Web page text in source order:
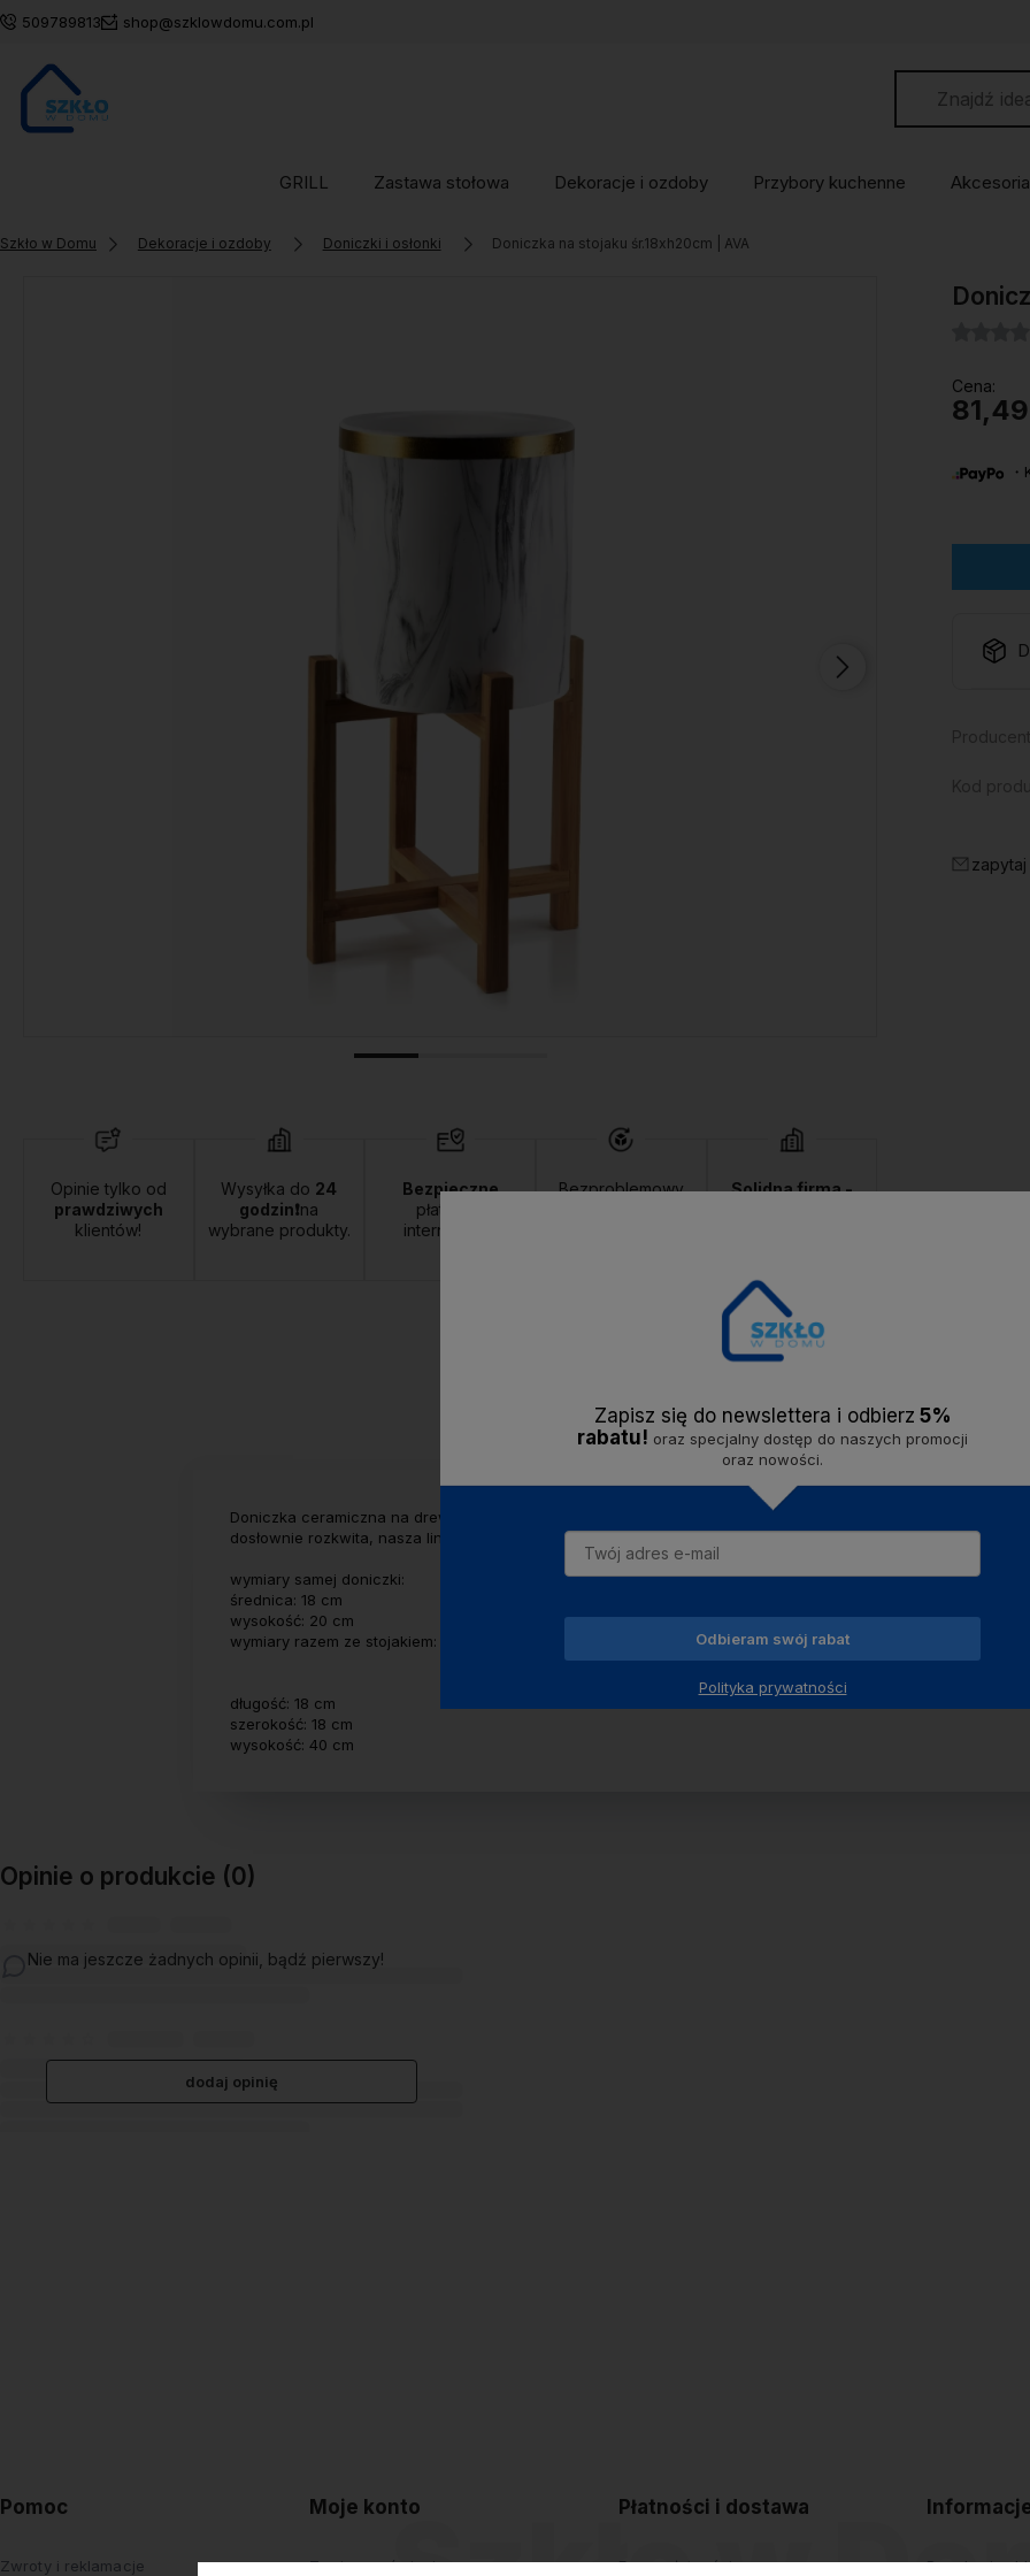
509789813 shop@szklowdomu.com.pl
GRILL Zastawa stołowa Dekoracje i ozdoby Przybory kuchenne
Szkło w Domu Dekoracje i ozdoby Doniczki i osłonki Doniczka na stojaku śr.18xh20cm | AVA
Opinie tylko od
prawdziwych
klientów!
Wysyłka do 24
godzin❗na
wybrane produkty.
Bezpieczne
płatności
internetowe.
Bezproblemowy
Solidna firma -
Cena:
81,49
DostawaOpinie
Doniczka ceramiczna na drewnianym stojaku z serii AVA marki MONDEX. Świetne uzupełnienie każdego
dosłownie rozkwita, nasza linia doniczek świetnie go uzupełni.
wymiary samej doniczki:
średnica: 18 cm
wysokość: 20 cm
wymiary razem ze stojakiem:
długość: 18 cm
szerokość: 18 cm
wysokość: 40 cm
Opinie o produkcie (0)
Nie ma jeszcze żadnych opinii, bądź pierwszy!
dodaj opinię
Pomoc
Zwroty i reklamacje
Moje konto
Twoje zamówienia
Płatności i dostawa
Formy płatności Regulamin
Zapisz się do newslettera i odbierz 5%
rabatu! oraz specjalny dostęp do naszych promocji
oraz nowości.
Odbieram swój rabat
Polityka prywatności